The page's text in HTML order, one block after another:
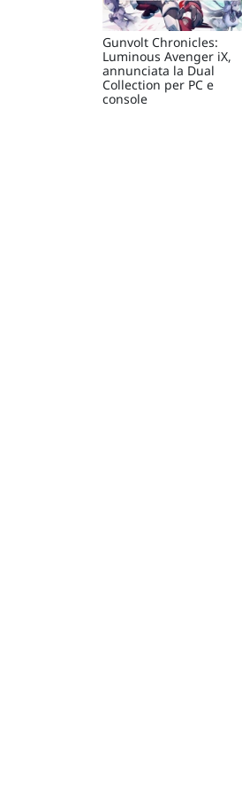
Gunvolt Chronicles:
Luminous Avenger iX,
annunciata la Dual
Collection per PC e
console